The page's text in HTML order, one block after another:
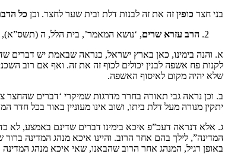
בני חצר כופין זה את זה לבנות דלת ובית שער לחצר. וכן כל
הרב עזרא שרים, ‘נושא המאמר’, בית הלל, ה
א. והנה בימינו, כאן בארץ ישראל, כנראה שבאמת יש דברים
לקנות פח אשפה לבנין יכולים לכוף זה את זה. ואף אם רוב
שלא יהיה מקום לאיסוף האשפה.
ב. וכן נראה גבי תאורה בחרר מדרגות שמיקרי ‘דברים שהחצר
יתקין מנורה מעל דלת ביתו, ושוב אינו מעוניין באור בכל
ג. אלא דנראה דעכ”פ איכא בימינו דברים שדינם באמצע, לא
המדינה”, לילך בהם אחר הרוב. והיינו איכא מנהג המדינה
באופן רגיל, המנהג אחר הרוב שהבאנו, שאי איכא מנהג